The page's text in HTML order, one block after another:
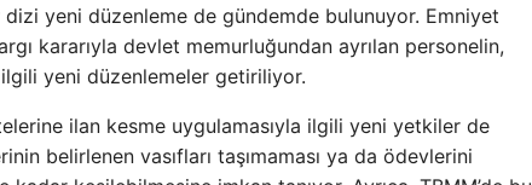
dizi yeni düzenleme de gündemde bulunuyor. Emniyet
kararıyla devlet memurluğundan ayrılan personelin,
ilgili yeni düzenlemeler getiriliyor.
ilan kesme uygulamasıyla ilgili yeni yetkiler de
belirlenen vasıfları taşımaması ya da ödevlerini